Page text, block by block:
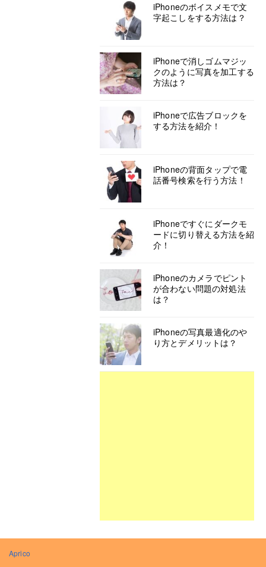
iPhoneのボイスメモで文
字起こしをする方法は？
iPhoneで消しゴムマジッ
クのように写真を加工する
方法は？
iPhoneで広告ブロックを
する方法を紹介！
iPhoneの背面タップで電
話番号検索を行う方法！
iPhoneですぐにダークモ
ードに切り替える方法を紹
介！
iPhoneのカメラでピント
が合わない問題の対処法
は？
iPhoneの写真最適化のや
り方とデメリットは？
Aprico